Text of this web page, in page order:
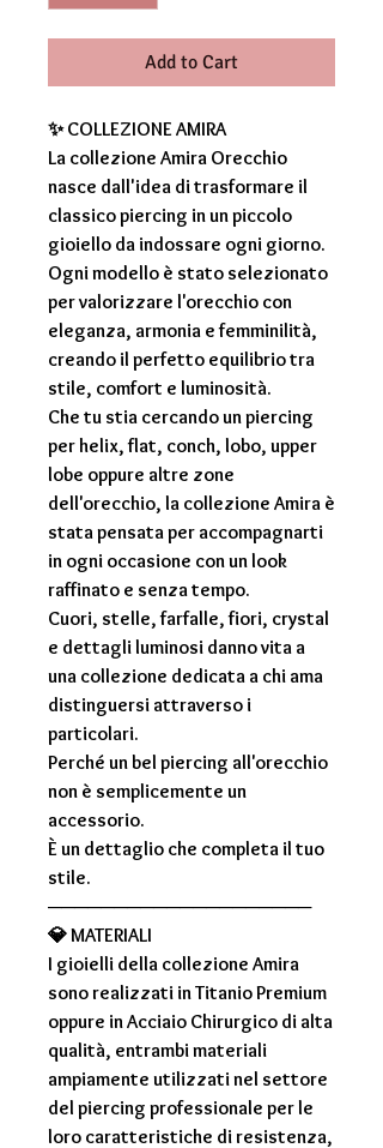
Add to Cart
✨COLLEZIONE AMIRA
La collezione Amira Orecchio
nasce dall'idea di trasformare il
classico piercing in un piccolo
gioiello da indossare ogni giorno.
Ogni modello è stato selezionato
per valorizzare l'orecchio con
eleganza, armonia e femminilità,
creando il perfetto equilibrio tra
stile, comfort e luminosità.
Che tu stia cercando un piercing
per helix,flat, conch, lobo, upper
lobe oppure altre zone
dell'orecchio, la collezione Amira è
stata pensata per accompagnarti
in ogni occasione con un look
raffinato e senza tempo.
Cuori, stelle, farfalle, fiori, crystal
e dettagli luminosi danno vita a
una collezione dedicata a chi ama
distinguersi attraverso i
particolari.
Perché un bel piercing all'orecchio
non è semplicemente un
accessorio.
È un dettaglio che completa il tuo
stile.
────────────────────
💎MATERIALI
I gioielli della collezione Amira
sono realizzati inTitanio Premium
oppure inAcciaio Chirurgico di alta
qualità, entrambi materiali
ampiamente utilizzati nel settore
del piercing professionale per le
loro caratteristiche di resistenza,